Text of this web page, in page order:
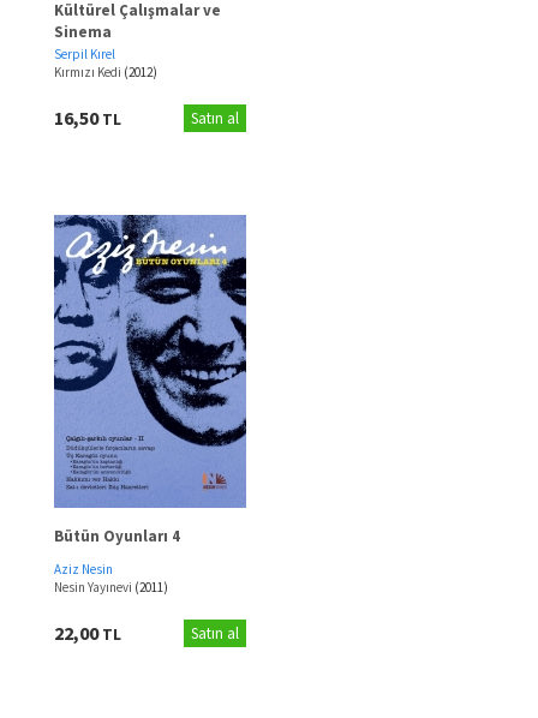
Kültürel Çalışmalar ve
Sinema
Serpil Kırel
Kırmızı Kedi (2012)
16,50TL Satın al
Bütün Oyunları 4
Aziz Nesin
Nesin Yayınevi (2011)
22,00TL Satın al